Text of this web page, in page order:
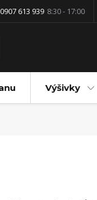
0907 613 939 8:30 - 17:00
Výšivky